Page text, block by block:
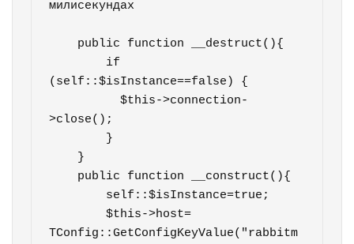
милисекундах
(self::$isInstance==false) {
          $this->connection-
>close();
        $this->host=
TConfig::GetConfigKeyValue("rabbitm